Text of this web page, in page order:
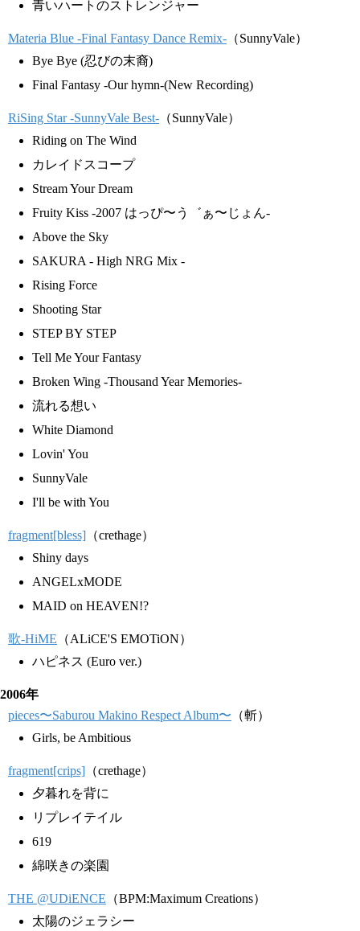
青いハートのストレンジャー
Materia Blue -Final Fantasy Dance Remix- （SunnyVale）
Bye Bye (忍びの末裔)
Final Fantasy -Our hymn-(New Recording)
RiSing Star -SunnyVale Best- （SunnyVale）
Riding on The Wind
カレイドスコープ
Stream Your Dream
Fruity Kiss -2007 はっぴ〜う゛ぁ〜じょん-
Above the Sky
SAKURA - High NRG Mix -
Rising Force
Shooting Star
STEP BY STEP
Tell Me Your Fantasy
Broken Wing -Thousand Year Memories-
流れる想い
White Diamond
Lovin' You
SunnyVale
I'll be with You
fragment[bless] （crethage）
Shiny days
ANGELxMODE
MAID on HEAVEN!?
歌-HiME （ALiCE'S EMOTiON）
ハピネス (Euro ver.)
2006年
pieces〜Saburou Makino Respect Album〜 （斬）
Girls, be Ambitious
fragment[crips] （crethage）
夕暮れを背に
リプレイテイル
619
綿咲きの楽園
THE @UDiENCE （BPM:Maximum Creations）
太陽のジェラシー